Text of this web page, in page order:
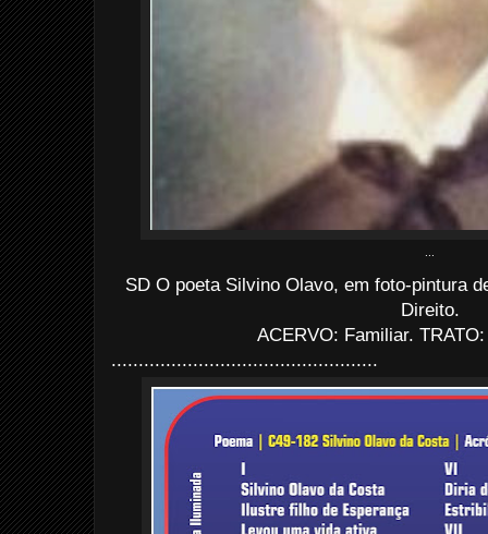
...
SD O poeta Silvino Olavo, em foto-pintura
Direito.
ACERVO: Familiar.
.................................................